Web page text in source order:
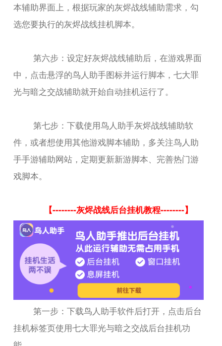
本辅助界面上，根据玩家的灰烬战线辅助需求，勾
选您要执行的灰烬战线挂机脚本。
第六步：设定好灰烬战线辅助后，在游戏界面
中，点击悬浮的鸟人助手图标并运行脚本，七大罪
光与暗之交战辅助就开始自动挂机运行了。
第七步：下载使用鸟人助手灰烬战线辅助软
件，或者想使用其他游戏脚本辅助，多关注鸟人助
手手游辅助网站，定期更新新游脚本、完善热门游
戏脚本。
【--------灰烬战线后台挂机教程--------】
第一步：下载鸟人助手软件后打开，点击后台
挂机标签页使用七大罪光与暗之交战后台挂机功